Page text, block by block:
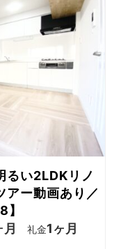
るい2LDKリノ
アー動画あり／
月 礼金1ヶ月